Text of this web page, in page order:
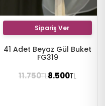
Sipariş Ver
41 Adet Beyaz Gül Buket
FG319
11.750TL8.500TL